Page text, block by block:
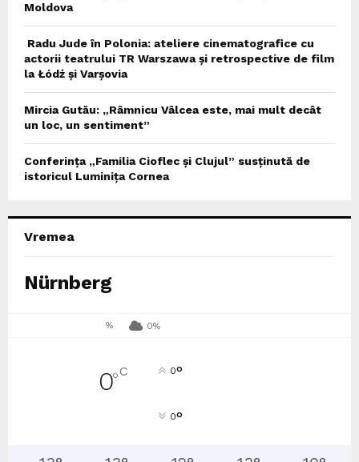
Moldova
Radu Jude în Polonia: ateliere cinematografice cu
actorii teatrului TR Warszawa și retrospective de film
la Łódź și Varșovia
Mircia Gutău: „Râmnicu Vâlcea este, mai mult decât
un loc, un sentiment”
Conferința „Familia Cioflec și Clujul” susținută de
istoricul Luminița Cornea
Vremea
Nürnberg
% 0%
0°C 0°
0°